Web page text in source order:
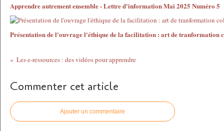
Apprendre autrement ensemble - Lettre d'information Mai 2025 Numéro 5
Présentation de l'ouvrage l'éthique de la facilitation : art de tranformation
Les e-ressources : des vidéos pour apprendre
Commenter cet article
Ajouter un commentaire